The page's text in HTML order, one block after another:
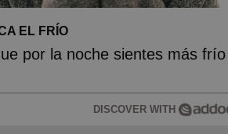
EL FRÍO
por la noche sientes más
DISCOVER WITH